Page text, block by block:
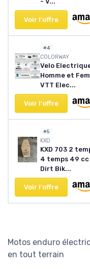
Voir l'offre
#4
COLORWAY
Velo
Homme et
VTT Elec...
Voir l'offre
#5
KXD
KXD 703 2
4 temps 49 cc
Dirt Bik...
Voir l'offre
Motos enduro
en tout terrain